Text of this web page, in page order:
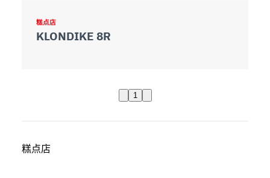
糕点店
KLONDIKE 8R
1
糕点店